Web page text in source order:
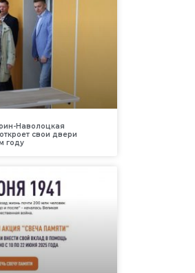
Наволоцкая
свои двери
году